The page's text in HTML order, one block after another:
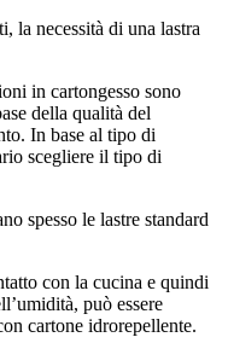
la necessità di una lastra
in cartongesso sono
della qualità del
In base al tipo di
scegliere il tipo di
spesso le lastre standard
con la cucina e quindi
può essere
cartone idrorepellente.